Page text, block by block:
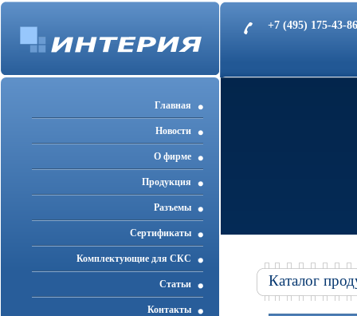
+7 (495) 175-43-
Главная
Новости
О фирме
Продукция
Разъемы
Cертификаты
Комплектующие для СКС
Статьи
Контакты
Каталог